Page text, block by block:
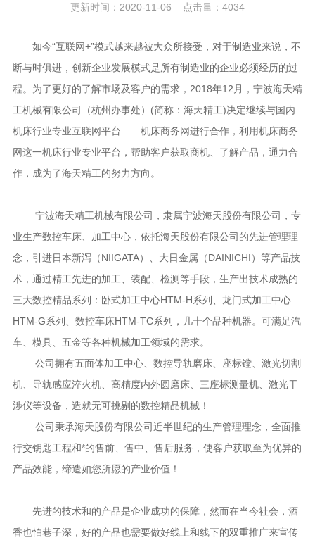
更新时间：2020-11-06 点击量： 4034
如今“互联网+”模式越来越被大众所接受，对于制造业来说，不
断与时俱进，创新企业发展模式是所有制造业的企业必须经历的过
程。为了更好的了解市场及客户的需求，2018年12月，宁波海天精
工机械有限公司（杭州办事处）(简称：海天精工)决定继续与国内
机床行业专业互联网平台——机床商务网进行合作，利用机床商务
网这一机床行业专业平台，帮助客户获取商机、了解产品，通力合
作，成为了海天精工的努力方向。
宁波海天精工机械有限公司，隶属宁波海天股份有限公司，专
业生产数控车床、加工中心，依托海天股份有限公司的先进管理理
念，引进日本新泻（NIIGATA）、大日金属（DAINICHI）等产品技
术，通过精工先进的加工、装配、检测等手段，生产出技术成熟的
三大数控精品系列：卧式加工中心HTM-H系列、龙门式加工中心
HTM-G系列、数控车床HTM-TC系列，几十个品种机器。可满足汽
车、模具、五金等各种机械加工领域的需求。
公司拥有五面体加工中心、数控导轨磨床、座标镗、激光切割
机、导轨感应淬火机、高精度内外圆磨床、三座标测量机、激光干
涉仪等设备，造就无可挑剔的数控精品机械！
公司秉承海天股份有限公司近半世纪的生产管理理念，全面推
行交钥匙工程和*的售前、售中、售后服务，使客户获取至为优异的
产品效能，缔造如您所愿的产业价值！
先进的技术和的产品是企业成功的保障，然而在当今社会，酒
香也怕巷子深，好的产品也需要做好线上和线下的双重推广来宣传